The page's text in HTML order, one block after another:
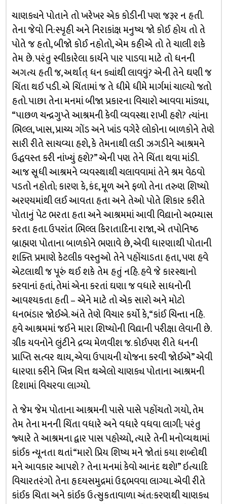
ચાણક્યને પોતાને તો ખરેખર એક કોડીની પણ જરૂર ન હતી.
તેના જેવો નિ:સ્પૃહી અને નિરાકાંક્ષ મનુષ્ય જો કોઈ હોય તો તે
પોતે જ હતો, બીજો કોઈ નહોતો, એમ કહીએ તો તે ચાલી શકે
તેમ છે. પરંતુ સ્વીકારેલા કાર્યને પાર પાડવા માટે તો ધનની
અગત્ય હતી જ, અર્થાત્ ધન ક્યાંથી લાવવું? એની તેને ઘણી જ
ચિંતા થઈ પડી. એ ચિંતામાં જ તે ધીમે ધીમે માર્ગમાં ચાલ્યો જતો
હતો. પાછા તેના મનમાં બીજા પ્રકારના વિચારો આવવા માંડ્યા,
“પાછળ ચન્દ્રગુપ્તે આશ્રમની કેવી વ્યવસ્થા રાખી હશે? ત્યાંના
ભિલ્લ, ખાસ, પ્રાચ્ય ગોંડ અને ખાંડ વગેરે લોકોના બાળકોને તેણે
સારી રીતે સાચવ્યા હશે, કે તેમનાથી લડી ઝગડીને આશ્રમને
ઉદ્ધવસ્ત કરી નાંખ્યું હશે?” એની પણ તેને ચિંતા થવા માંડી.
આજ સૂધી આશ્રમને વ્યવસ્થાથી ચલાવવામાં તેને શ્રમ વેઠવો
પડતો નહોતો; કારણ કે, કંદ, મૂળ અને ફળો તેના તરુણ શિષ્યો
અરણ્યમાંથી લઈ આવતા હતા અને તેઓ પોતે શિકાર કરીતે
પોતાનું પેટ ભરતા હતા અને આશ્રમમાં આવી વિદ્યાનો અભ્યાસ
કરતા હતા. ઉપરાંત ભિલ્લ કિરાતાદિના રાજા, એ તપોનિષ્ઠ
બ્રાહ્મણ પોતાના બાળકોને ભણાવે છે, એવી ધારણાથી પોતાની
શક્તિ પ્રમાણે કેટલીક વસ્તુઓ તેને પહોંચાડતા હતા, પણ હવે
એટલાથી જ પૂરું થઈ શકે તેમ હતું નહિ. હવે જે કારસ્થાનો
કરવાનાં હતાં, તેમાં એના કરતાં ઘણા જ વધારે સાધનોની
આવશ્યકતા હતી – એને માટે તો એક સારો અને મોટો
ધનભંડાર જોઈએ. અંતે તેણે વિચાર કર્યો કે, “કાંઈ ચિન્તા નહિ.
હવે આશ્રમમાં જઈને મારા શિષ્યોની વિદ્યાની પરીક્ષા લેવાની છે.
ગ્રીક યવનોને લુંટીને દ્રવ્ય મેળવીશ જ. કોઈપણ રીતે ધનની
પ્રાપ્તિ સત્વર થાય, એવા ઉપાયની યોજના કરવી જોઈએ” એવી
ધારણા કરીને ખિન્ન ચિત્ત થએલો ચાણક્ય પોતાના આશ્રમની
દિશામાં વિચરવા લાગ્યો.
તે જેમ જેમ પોતાના આશ્રમની પાસે પાસે પહોંચતો ગયો, તેમ
તેમ તેના મનની ચિંતા વધારે અને વધારે વધવા લાગી; પરંતુ
જ્યારે તે આશ્રમના દ્વાર પાસ પહોચ્યો, ત્યારે તેની મનોવ્યથામાં
કાંઈક ન્યૂનતા થતાં “મારો પ્રિય શિષ્ય મને જોતાં કયા શબ્દોથી
મને આવકાર આપશે ? તેના મનમાં કેવો આનંદ થશે!” ઇત્યાદિ
વિચારતરંગો તેના હૃદયસમુદ્રમાં ઉદ્દભવવા લાગ્યા. એવી રીતે
કાંઈક ચિતા અને કાંઈક ઉત્સુકતાવાળા અંત:કરણથી ચાણક્ય